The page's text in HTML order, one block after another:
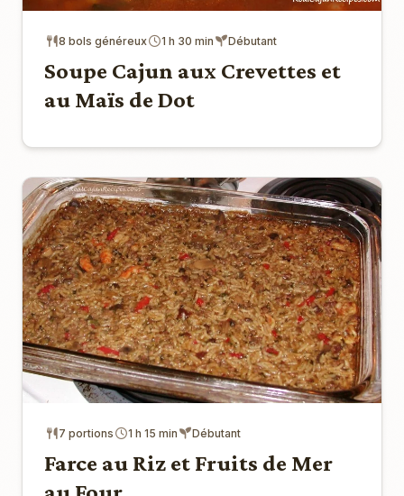
8 bols généreux 1 h 30 min Débutant
Soupe Cajun aux Crevettes et
au Maïs de Dot
7 portions 1 h 15 min Débutant
Farce au Riz et Fruits de Mer